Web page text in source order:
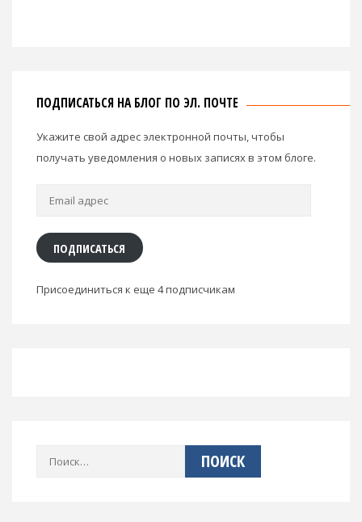
ПОДПИСАТЬСЯ НА БЛОГ ПО ЭЛ. ПОЧТЕ
Укажите свой адрес электронной почты, чтобы
получать уведомления о новых записях в этом блоге.
Email
ПОДПИСАТЬСЯ
Присоединиться к еще 4 подписчикам
Найти: